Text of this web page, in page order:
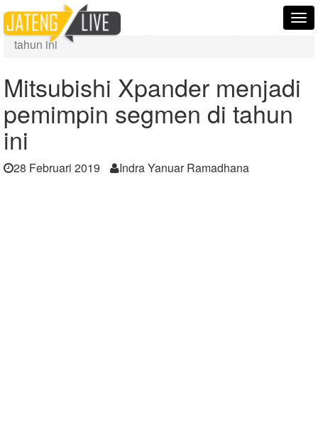
Home
Berita
Mitsubishi Xpander menjadi pemimpin segmen di
tahun ini
Mitsubishi Xpander menjadi
pemimpin segmen di tahun
ini
28 Februari 2019 Indra Yanuar Ramadhana